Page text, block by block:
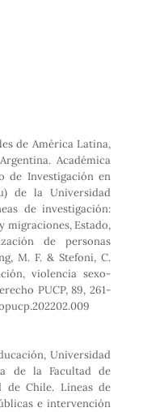
de América Latina,
Académica
de Investigación en
de la Universidad
de investigación:
migraciones, Estado,
de personas
M. F. & Stefoni, C.
violencia sexo-
PUCP, 89, 261-
Universidad
de la Facultad de
de Chile. Líneas de
e intervención